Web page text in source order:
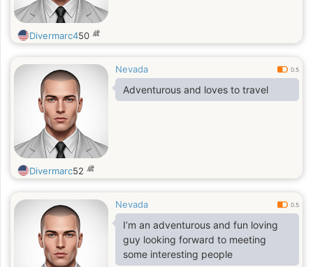
Divermarc450 歳
Nevada 0.5
Adventurous and loves to travel
Divermarc52 歳
Nevada 0.5
I’m an adventurous and fun loving
guy looking forward to meeting
some interesting people